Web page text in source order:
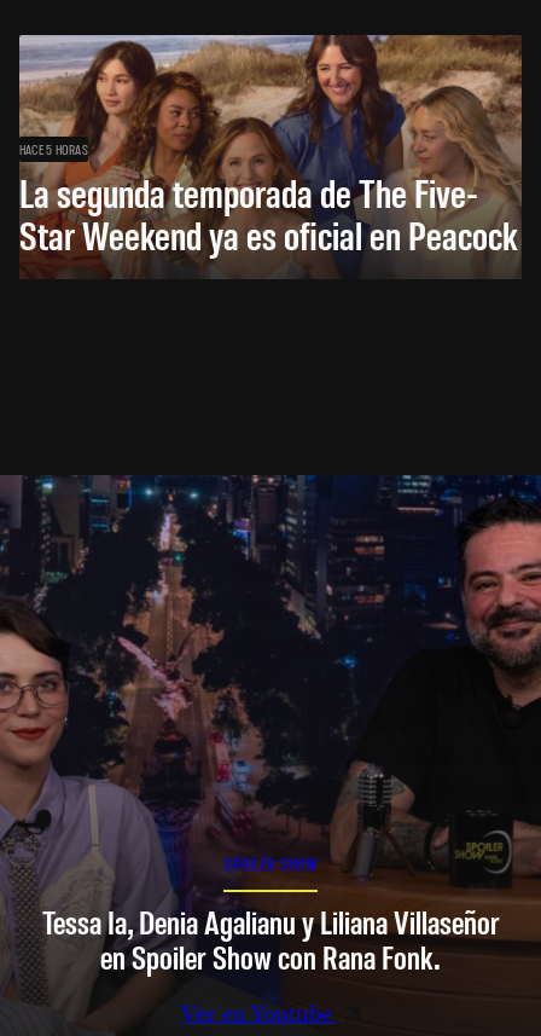
HACE 5 HORAS
La segunda temporada de The Five-
Star Weekend ya es oficial en Peacock
SPOILER SHOW
Tessa Ia, Denia Agalianu y Liliana Villaseñor
en Spoiler Show con Rana Fonk.
Ver en Youtube